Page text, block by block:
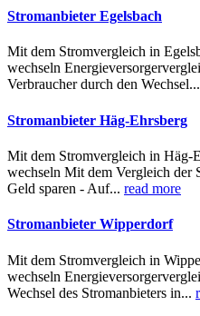
Stromanbieter Egelsbach
Mit dem Stromvergleich in
wechseln
Verbraucher durch den Wechsel...
Stromanbieter Häg-Ehrsberg
Mit dem Stromvergleich in Häg-
wechseln Mit dem Vergleich der
Geld sparen - Auf... read more
Stromanbieter Wipperdorf
Mit dem Stromvergleich in
wechseln
Wechsel des Stromanbieters in...